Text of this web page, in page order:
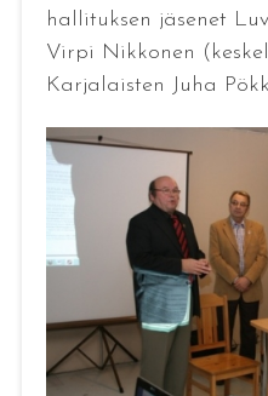
hallituksen jäsenet
Virpi Nikkonen
Karjalaisten Juha